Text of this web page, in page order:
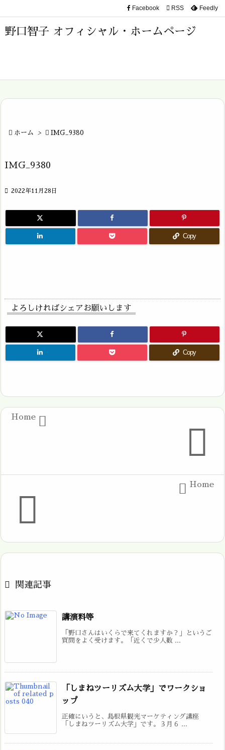
野口智子 オフィシャル・ホームページ

前へ

Facebook  RSS Feedly
 ホーム >  IMG_9380
IMG_9380
 2022年11月28日
Copy
よろしければシェアお願いします
Copy

Home

Home
 関連記事
講演料等
「野口さんはいくらで来てくれますか？」というご
質問をよく受けます。「近くで少人数 ...
「しまねツーリズム大学」でワークショ
ップ
正確にいうと、島根県観光マーケティング講座
「しまねツーリズム大学」です。３月６ ...